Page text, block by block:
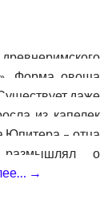
Форма овоща
даже
из капелек
Юпитера – отца
о
→